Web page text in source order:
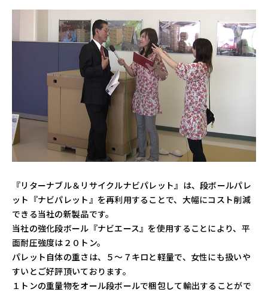
『リターナブル＆リサイクルナビパレット』は、段ボールパレ
ット『ナビパレット』を再利用することで、大幅にコスト削減
できる当社の新製品です。
当社の強化段ボール『ナビエース』を使用することにより、平
面耐圧強度は２０トン。
パレット自体の重さは、５～７キロと軽量で、女性にも扱いや
すいとご好評頂いております。
１トンの重量物をオール段ボールで梱包して輸出することがで